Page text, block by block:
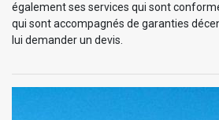
également ses services qui sont
qui sont accompagnés de garanties
lui demander un devis.